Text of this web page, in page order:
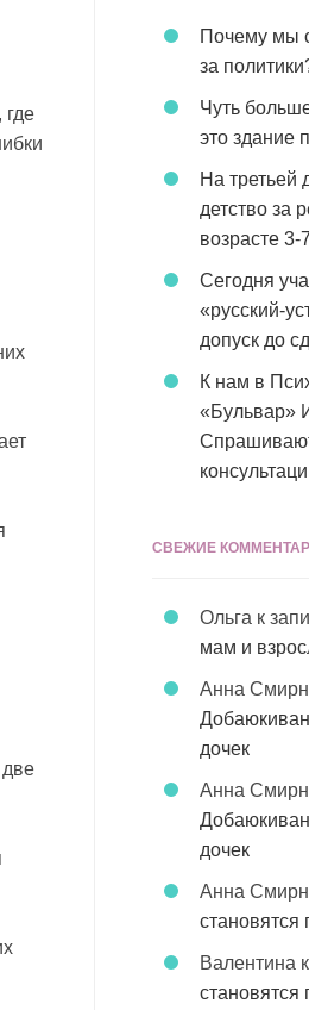
Почему мы
за
Чуть
это здание
На третьей
детство за
возрасте 3-
Сегодня
«русский-
допуск до
К нам в
«Бульвар»
СВЕЖИЕ
Ольга к
мам и
Анна
дочек
Анна
дочек
Анна
становятся
Валентина
становятся